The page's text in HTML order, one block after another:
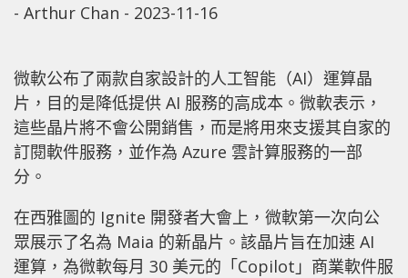
- Arthur Chan - 2023-11-16
微軟公布了兩款自家設計的人工智能（AI）運算晶
片，目的是降低提供 AI 服務的高成本。微軟表示，
這些晶片將不會公開銷售，而是將用來支援其自家的
訂閱軟件服務，並作為 Azure 雲計算服務的一部
分。
在西雅圖的 Ignite 開發者大會上，微軟第一次向公
眾展示了名為 Maia 的新晶片。該晶片旨在加速 AI
運算，為微軟每月 30 美元的「Copilot」商業軟件服